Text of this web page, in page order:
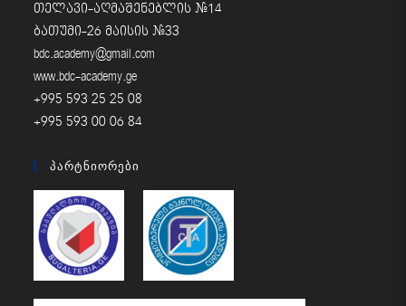
თელავი-აღმაშენებლის #14
ბათუმი-26 მაისის #33
bdc.academy@gmail.com
www.bdc-academy.ge
+995 593 25 25 08
+995 593 00 06 84
Პარტნიორები